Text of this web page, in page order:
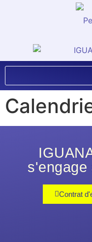
s'engage
Contrat